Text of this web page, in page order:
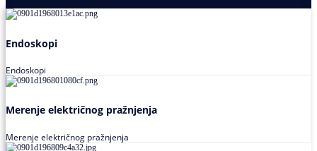
Endoskopi
Endoskopi
Merenje električnog pražnjenja
Merenje električnog pražnjenja